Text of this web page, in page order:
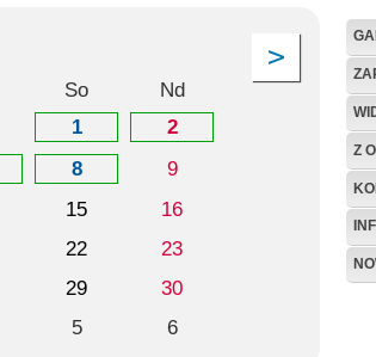
So
Nd
1
2
8
9
15
16
22
23
29
30
5 6
Z